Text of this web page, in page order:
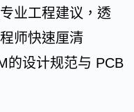
业工程建议，透
师快速厘清
的设计规范与 PCB